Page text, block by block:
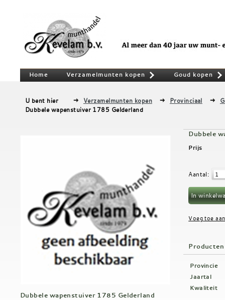
Home Verzamelmunten kopen Goud kopen
U bent hier Verzamelmunten kopen Provinciaal
Dubbele wapenstuiver 1785 Gelderland
Dubbele wapenstuiver 1785 Gelderland
Dubbele
Prijs
Aantal:
Provincie
Jaartal
Kwaliteit